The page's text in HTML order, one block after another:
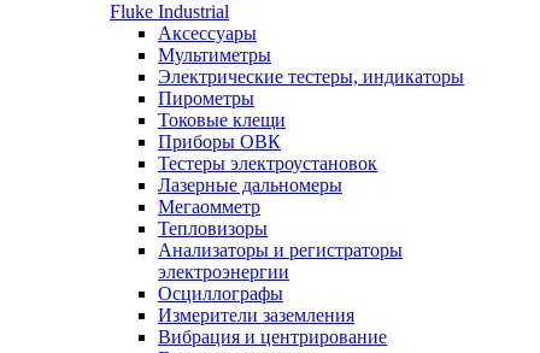
Fluke Industrial
Аксессуары
Мультиметры
Электрические тестеры, индикаторы
Пирометры
Токовые клещи
Приборы ОВК
Тестеры электроустановок
Лазерные дальномеры
Мегаомметр
Тепловизоры
Анализаторы и регистраторы
электроэнергии
Осциллографы
Измерители заземления
Вибрация и центрирование